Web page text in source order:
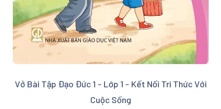
Vở Bài Tập Đạo Đức 1 - Lớp 1 - Kết Nối Tri Thức Với
Cuộc Sống